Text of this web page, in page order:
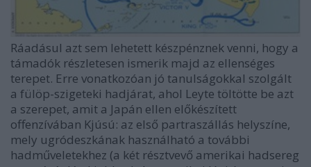
Ráadásul azt sem lehetett készpénznek venni, hogy a
támadók részletesen ismerik majd az ellenséges
terepet. Erre vonatkozóan jó tanulságokkal szolgált
a fülöp-szigeteki hadjárat, ahol Leyte töltötte be azt
a szerepet, amit a Japán ellen előkészített
offenzívában Kjúsú: az első partraszállás helyszíne,
mely ugródeszkának használható a további
hadműveletekhez (a két résztvevő amerikai hadsereg